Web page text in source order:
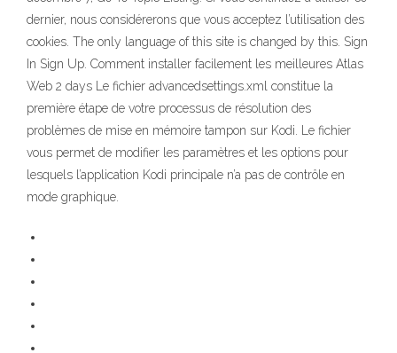
dernier, nous considérerons que vous acceptez l’utilisation des
cookies. The only language of this site is changed by this. Sign
In Sign Up. Comment installer facilement les meilleures Atlas
Web 2 days Le fichier advancedsettings.xml constitue la
première étape de votre processus de résolution des
problèmes de mise en mémoire tampon sur Kodi. Le fichier
vous permet de modifier les paramètres et les options pour
lesquels l’application Kodi principale n’a pas de contrôle en
mode graphique.